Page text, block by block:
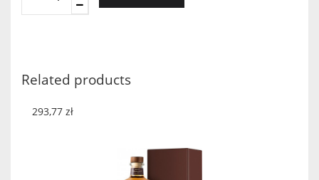
Related products
293,77 zł